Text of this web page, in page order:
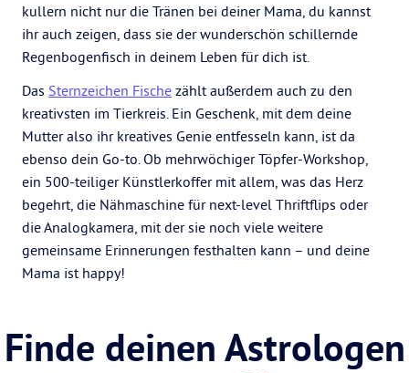
kullern nicht nur die Tränen bei deiner Mama, du kannst
ihr auch zeigen, dass sie der wunderschön schillernde
Regenbogenfisch in deinem Leben für dich ist.
Das Sternzeichen Fische zählt außerdem auch zu den
kreativsten im Tierkreis. Ein Geschenk, mit dem deine
Mutter also ihr kreatives Genie entfesseln kann, ist da
ebenso dein Go-to. Ob mehrwöchiger Töpfer-Workshop,
ein 500-teiliger Künstlerkoffer mit allem, was das Herz
begehrt, die Nähmaschine für next-level Thriftflips oder
die Analogkamera, mit der sie noch viele weitere
gemeinsame Erinnerungen festhalten kann – und deine
Mama ist happy!
Finde deinen Astrologen